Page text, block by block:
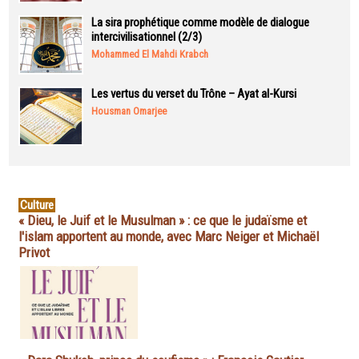
La sira prophétique comme modèle de dialogue
intercivilisationnel (2/3)
Mohammed El Mahdi Krabch
Les vertus du verset du Trône – Ayat al-Kursi
Housman Omarjee
Culture
« Dieu, le Juif et le Musulman » : ce que le judaïsme et
l'islam apportent au monde, avec Marc Neiger et Michaël
Privot